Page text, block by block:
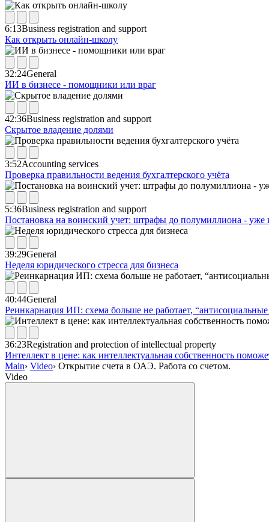
6:13Business registration and support
Как открыть онлайн-школу
32:24General
ИИ в бизнесе - помощники или враг
42:36Business registration and support
Скрытое владение долями
3:52Accounting services
Проверка правильности ведения бухгалтерского учёта
5:36Business registration and support
Постановка на воинский учет: штрафы до полумиллиона - уже
39:29General
Неделя юридического стресса для бизнеса
40:44General
Реинкарнация ИП: схема больше не работает,
36:23Registration and protection of intellectual property
Интеллект в цене: как интеллектуальная собственность
Main› Video› Открытие счета в ОАЭ. Работа со счетом.
Video